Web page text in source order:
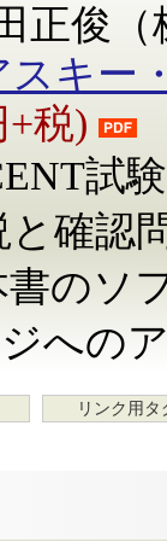
正俊
キー
+税)
試
確認
書のソ
への
リンク用タ